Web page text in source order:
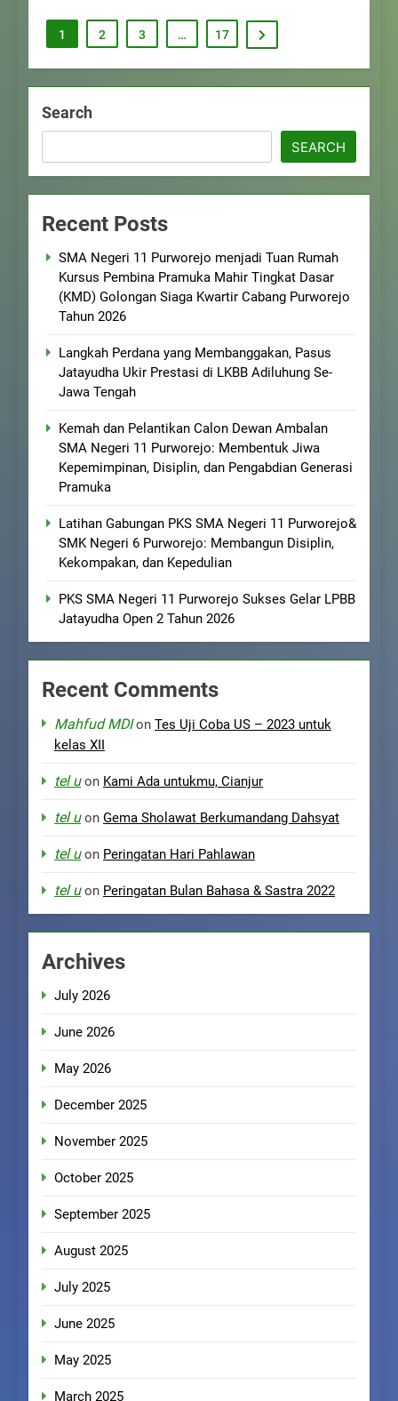
1 2 3 … 17
Search
SEARCH
Recent Posts
SMA Negeri 11 Purworejo menjadi Tuan Rumah
Kursus Pembina Pramuka Mahir Tingkat Dasar
(KMD) Golongan Siaga Kwartir Cabang Purworejo
Tahun 2026
Langkah Perdana yang Membanggakan, Pasus
Jatayudha Ukir Prestasi di LKBB Adiluhung Se-
Jawa Tengah
Kemah dan Pelantikan Calon Dewan Ambalan
SMA Negeri 11 Purworejo: Membentuk Jiwa
Kepemimpinan, Disiplin, dan Pengabdian Generasi
Pramuka
Latihan Gabungan PKS SMA Negeri 11 Purworejo&
SMK Negeri 6 Purworejo: Membangun Disiplin,
Kekompakan, dan Kepedulian
PKS SMA Negeri 11 Purworejo Sukses Gelar LPBB
Jatayudha Open 2 Tahun 2026
Recent Comments
Mahfud MDIon Tes Uji Coba US – 2023 untuk
kelas XII
tel uon Kami Ada untukmu, Cianjur
tel uon Gema Sholawat Berkumandang Dahsyat
tel uon Peringatan Hari Pahlawan
tel uon Peringatan Bulan Bahasa & Sastra 2022
Archives
July 2026
June 2026
May 2026
December 2025
November 2025
October 2025
September 2025
August 2025
July 2025
June 2025
May 2025
March 2025